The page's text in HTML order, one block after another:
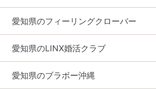
愛知県のフィーリングクローバー
愛知県のLINX婚活クラブ
愛知県のブラボー沖縄